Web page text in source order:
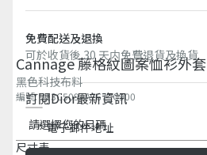
Cannage 藤格紋圖案恤衫外套
黑色科技布料
編號:313C509AA767_C900
請選擇您的尺碼
尺寸表
免費配送及退換
可於收貨後 30 天内免費退貨及換貨
訂閱Dior最新資訊​
電子郵件地址